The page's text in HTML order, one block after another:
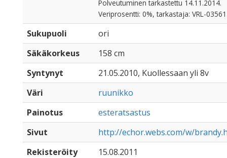
Polveutuminen tarkastettu 14.11.2014.
Veriprosentti: 0%, tarkastaja: VRL-
Sukupuoli
ori
Säkäkorkeus
158 cm
Syntynyt
21.05.2010, Kuollessaan yli 8v
Väri
ruunikko
Painotus
esteratsastus
Sivut
http://echor.webs.com/w/
Rekisteröity
15.08.2011